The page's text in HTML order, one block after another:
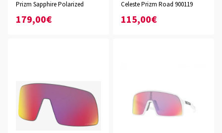
Prizm Sapphire Polarized
179,00€
Celeste Prizm Road 900119
115,00€